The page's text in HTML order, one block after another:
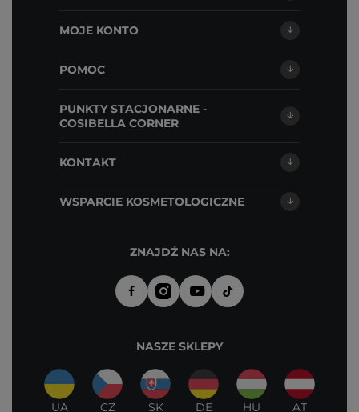
MOJE KONTO
POMOC
PUNKTY STACJONARNE -
COSIBELLA CORNER
KONTAKT
WSPARCIE KOSMETOLOGICZNE
ZNAJDŹ NAS NA:
NASZE SKLEPY
UA CZ SK DE HU AT